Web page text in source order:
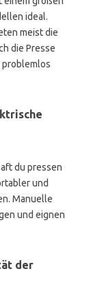
ideal.
meist die
die Presse
du pressen
und
Manuelle
und eignen
der